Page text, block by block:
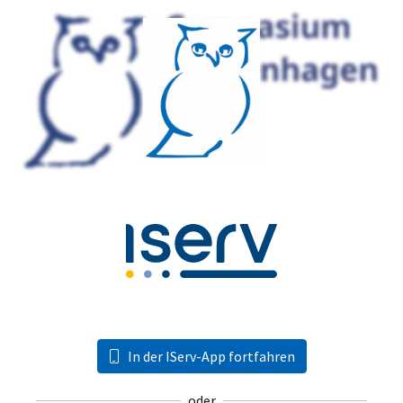
In der IServ-App fortfahren